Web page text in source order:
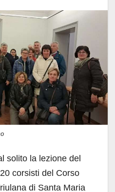
ail n
vi
di
solito la lezione del
corsisti del Corso
di Santa Maria